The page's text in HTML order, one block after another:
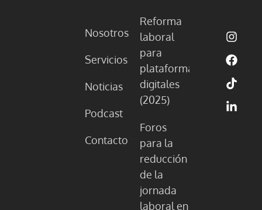
Nosotros
Servicios
Noticias
Podcast
Contacto
Reforma
laboral
para
plataformas
digitales
(2025)
Foros
para la
reducción
de la
jornada
laboral en